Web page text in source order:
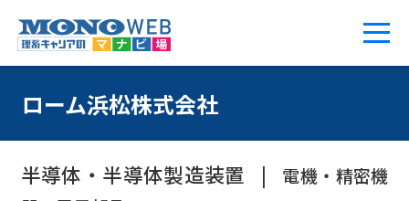
ローム浜松株式会社
半導体・半導体製造装置
電機・精密機